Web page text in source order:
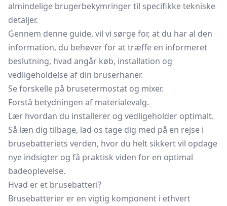
almindelige brugerbekymringer til specifikke tekniske
detaljer.
Gennem denne guide, vil vi sørge for, at du har al den
information, du behøver for at træffe en informeret
beslutning, hvad angår køb, installation og
vedligeholdelse af din bruserhaner.
Se forskelle på brusetermostat og mixer.
Forstå betydningen af materialevalg.
Lær hvordan du installerer og vedligeholder optimalt.
Så læn dig tilbage, lad os tage dig med på en rejse i
brusebatteriets verden, hvor du helt sikkert vil opdage
nye indsigter og få praktisk viden for en optimal
badeoplevelse.
Hvad er et brusebatteri?
Brusebatterier er en vigtig komponent i ethvert